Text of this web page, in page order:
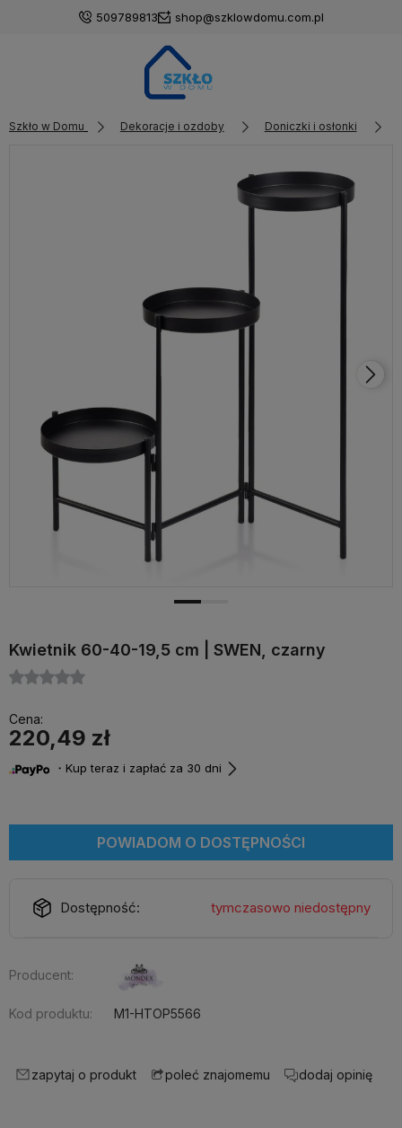
509789813 shop@szklowdomu.com.pl
Szkło w Domu Dekoracje i ozdoby Doniczki i osłonki
Kwietnik 60-40-19,5 cm | SWEN, czarny
Cena:
220,49 zł
・Kup teraz i zapłać za 30 dni
POWIADOM O DOSTĘPNOŚCI
Dostępność: tymczasowo niedostępny
Producent:
Kod produktu: M1-HTOP5566
zapytaj o produkt poleć znajomemu dodaj opinię